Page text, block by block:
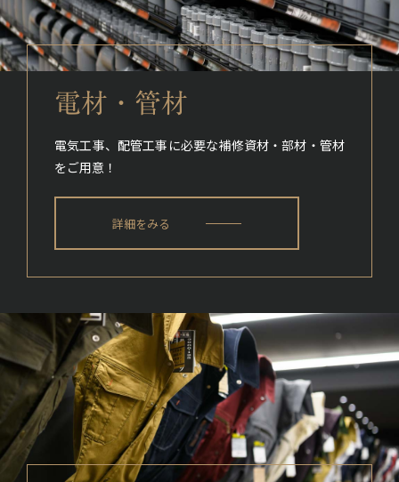
電材・管材
電気工事、配管工事に必要な補修資材・部材・管材
をご用意！
詳細をみる